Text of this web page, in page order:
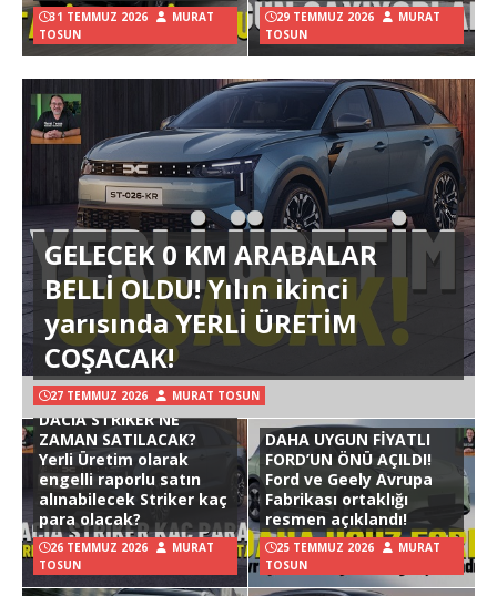
31 TEMMUZ 2026
MURAT
TOSUN
29 TEMMUZ 2026
MURAT
TOSUN
GELECEK 0 KM ARABALAR
BELLİ OLDU! Yılın ikinci
yarısında YERLİ ÜRETİM
COŞACAK!
27 TEMMUZ 2026 MURAT TOSUN
DACIA STRIKER NE
ZAMAN SATILACAK?
Yerli Üretim olarak
engelli raporlu satın
alınabilecek Striker kaç
para olacak?
26 TEMMUZ 2026
MURAT
TOSUN
DAHA UYGUN FİYATLI
FORD’UN ÖNÜ AÇILDI!
Ford ve Geely Avrupa
Fabrikası ortaklığı
resmen açıklandı!
25 TEMMUZ 2026
MURAT
TOSUN